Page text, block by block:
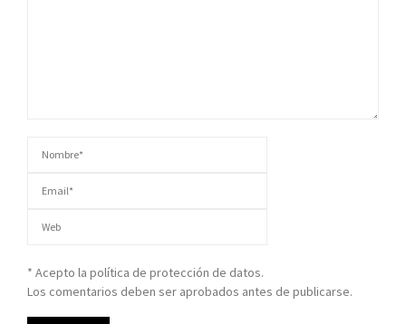
* Acepto la política de protección de datos.
Los comentarios deben ser aprobados antes de publicarse.